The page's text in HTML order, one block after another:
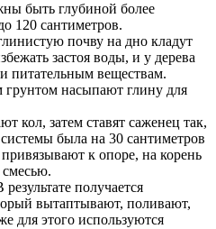
быть глубиной более
120 сантиметров.
почву на дно кладут
застоя воды, и у дерева
питательным веществам.
насыпают глину для
кол, затем ставят саженец так,
была на 30 сантиметров
к опоре, на корень
получается
вытаптывают, поливают,
для этого используются